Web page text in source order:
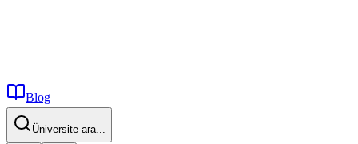
Blog
İstanbul...